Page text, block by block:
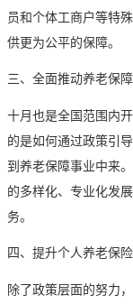
员和个体工商户等特
供更为公平的保障。
三、全面推动养老保
十月也是全国范围内
的是如何通过政策引
到养老保障事业中来
的多样化、专业化发
务。
四、提升个人养老保
除了政策层面的努力